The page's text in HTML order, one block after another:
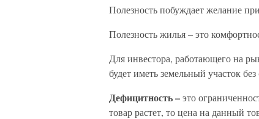
Полезность побуждает желание
Полезность жилья – это
Для инвестора, работающего на
будет иметь земельный участок
Дефицитность –это
товар растет, то цена на данный